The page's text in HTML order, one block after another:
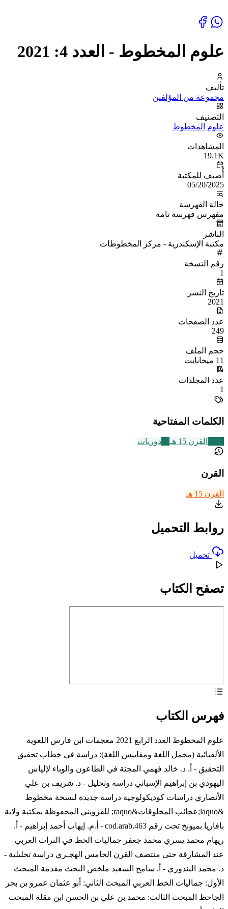
علوم المخطوط - العدد 4: 2021
تأليف
مجموعة من المؤلفين
التصنيف
علوم المخطوط
المشاهدات
19.1K
أُضيف للمكتبة
05/20/2025
حالة الفهرسة
مفهرس فهرسة تامة
الناشر
مكتبة الإسكندرية - مركز المخطوطات
رقم النسخة
1
تاريخ النشر
2021
عدد الصفحات
249
حجم الملف
11 ميجابايت
عدد المجلدات
1
الكلمات المفتاحية
القرن 15 هـ دوريات
القرن
القرن 15 هـ
روابط التحميل
تحميل
تصفح الكتاب
فهرس الكتاب
علوم المخطوط العدد الرابع 2021 معجمات ابن فارس اللغوية
الألفبائية (مجمل اللغة ومقاييس اللغة): دراسة في خطاب تحقيق
التحقيق - أ. د. خالد فهمي المجنة في الطاعون والوباء لإلياس
اليهودي بن إبراهيم الإسباني دراسة وتحليل - د. شريف بن علي
الأنصاري دراسات كوديكولوجية دراسة جديدة لنسخة مخطوط
&laquo;عجائب المخلوقات&raquo; للقزويني المحفوظة بمكتبة ولاية
بافاريا بميونخ تحت رقم cod.arab.463 - أ.م. إيهاب أحمد إبراهيم - أ.
ريهام محمد يسري محمد جعفر جماليات الخط في التراث العربي
عند المشارقة حتى منتصف القرن الخامس الهجـري دراسة تحليلية -
د. محمد البندوري - أ. سامح السعيد ملخص البحث مقدمة المبحث
الأول: جماليات الخط العربي المبحث الثاني: أبو عثمان عمرو بن بحر
الجاحظ المبحث الثالث: محمد بن علي بن الحسن ابن مقلة المبحث